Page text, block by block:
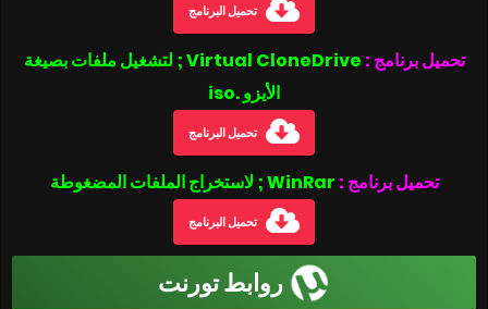
تحميل البرنامج
تحميل برنامج :
Virtual CloneDrive ; لتشغيل ملفات بصيغة
الأيزو .iso
تحميل البرنامج
تحميل برنامج : WinRar ; لاستخراج الملفات المضغوطة
تحميل البرنامج
روابط تورنت